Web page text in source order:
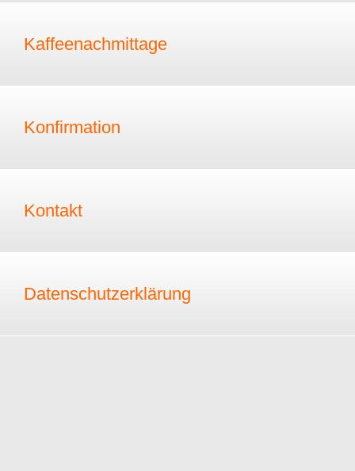
Kaffeenachmittage
Konfirmation
Kontakt
Datenschutzerklärung